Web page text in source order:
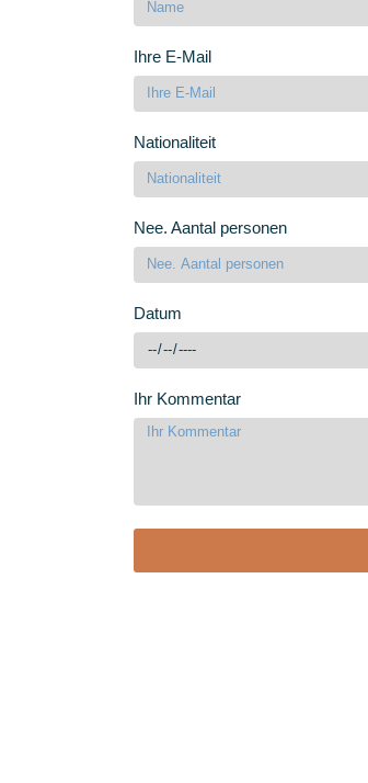
Ihre E-Mail
Nationaliteit
Nee. Aantal personen
Datum
Ihr Kommentar